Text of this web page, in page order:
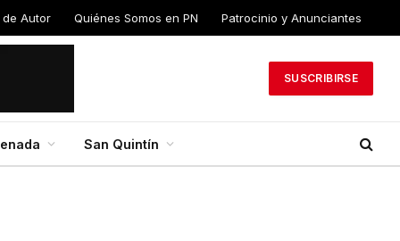
Autor Quiénes Somos en PN Patrocinio y Anunciantes
SUSCRIBIRSE
San Quintín